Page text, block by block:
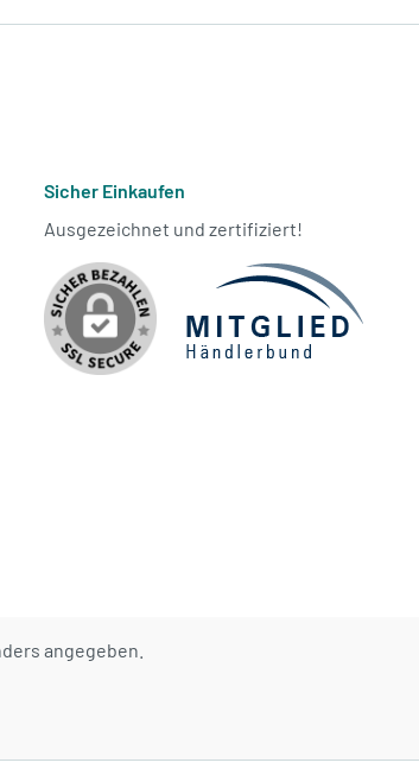
Sicher Einkaufen
Ausgezeichnet und zertifiziert!
angegeben.